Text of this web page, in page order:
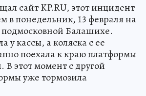
сайт KP.RU, этот инцидент
в понедельник, 13 февраля на
подмосковной Балашихе.
у кассы, а коляска с ее
поехала к краю платформы
В этот момент с другой
уже тормозила